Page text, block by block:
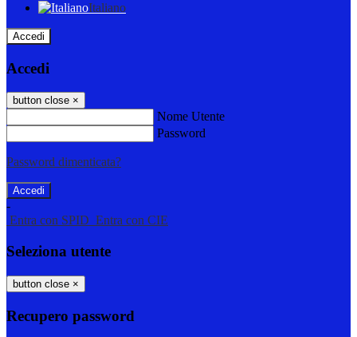
Italiano
Accedi
Accedi
button close ×
Nome Utente
Password
Password dimenticata?
-
Entra con SPID Entra con CIE
Seleziona utente
button close ×
Recupero password